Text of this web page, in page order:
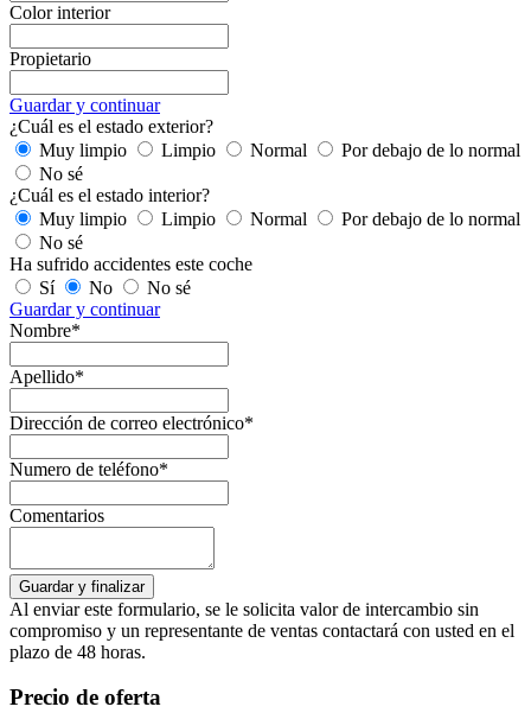
Color interior
Propietario
Guardar y continuar
¿Cuál es el estado exterior?
Muy limpio
Limpio Normal
Por debajo de lo normal
No sé
¿Cuál es el estado interior?
Muy limpio
Limpio Normal
Por debajo de lo normal
No sé
Ha sufrido accidentes este coche
Sí
No
No sé
Guardar y continuar
Nombre*
Apellido*
Dirección de correo electrónico*
Numero de teléfono*
Comentarios
Al enviar este formulario, se le solicita valor de intercambio sin
compromiso y un representante de ventas contactará con usted en el
plazo de 48 horas.
Precio de oferta